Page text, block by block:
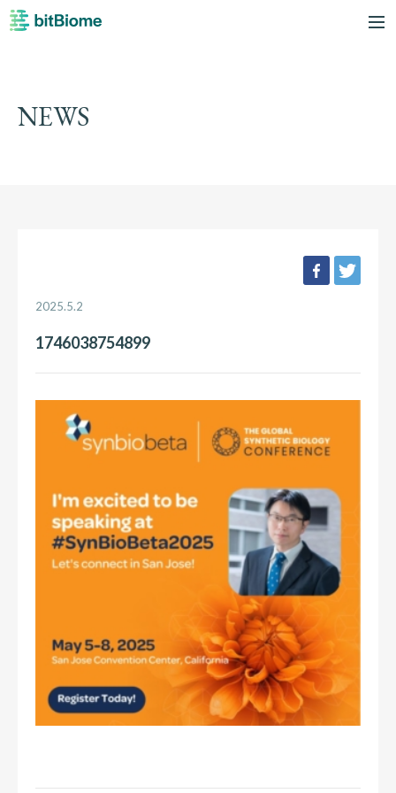
NEWS
facebook
2025.5.2
1746038754899